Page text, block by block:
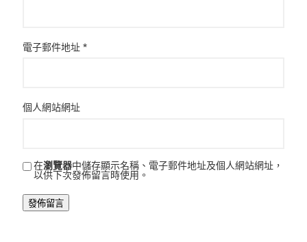
電子郵件地址 *
個人網站網址
在瀏覽器中儲存顯示名稱、電子郵件地址及個人網站網址，
以供下次發佈留言時使用。